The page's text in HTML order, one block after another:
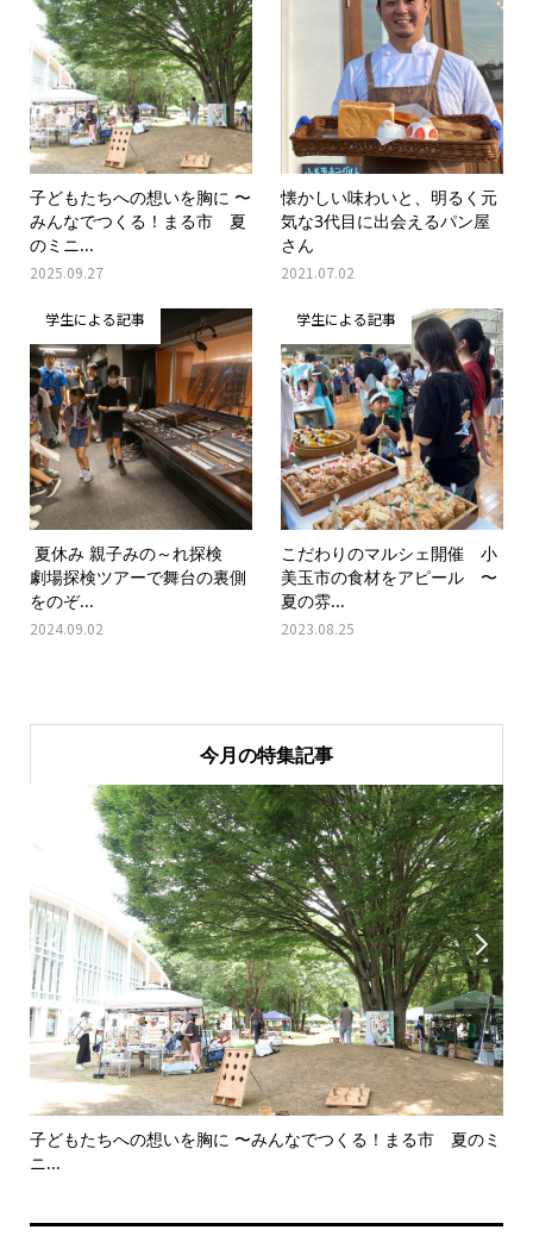
子どもたちへの想いを胸に 〜
みんなでつくる！まる市 夏
のミニ...
2025.09.27
懐かしい味わいと、明るく元
気な3代目に出会えるパン屋
さん
2021.07.02
学生による記事
夏休み 親子みの～れ探検
劇場探検ツアーで舞台の裏側
をのぞ...
2024.09.02
学生による記事
こだわりのマルシェ開催 小
美玉市の食材をアピール 〜
夏の雰...
2023.08.25
今月の特集記事

子どもたちへの想いを胸に 〜みんなでつくる！まる市 夏のミ
ニ...
